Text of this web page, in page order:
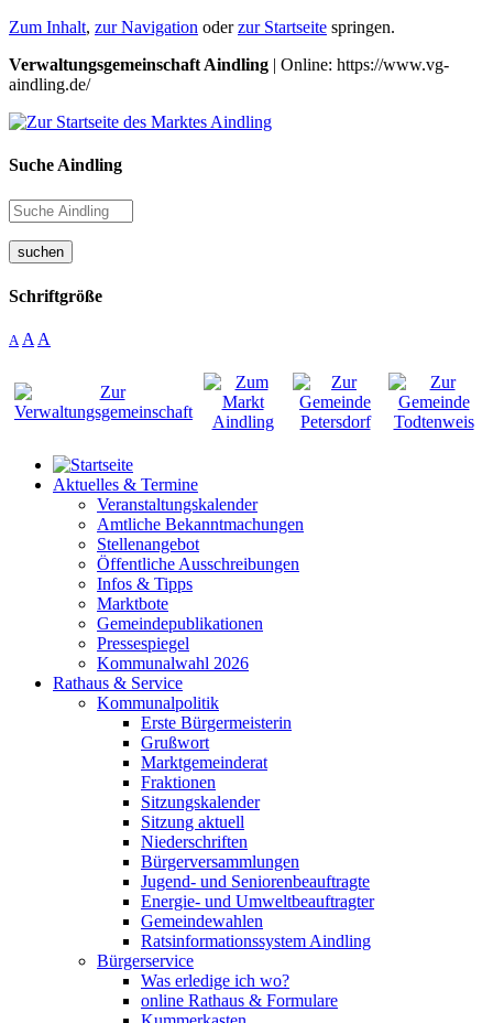
Zum Inhalt, zur Navigation oderzur Startseite springen.
Verwaltungsgemeinschaft Aindling | Online: https://www.vg-
aindling.de/
Suche Aindling
suchen
Schriftgröße
A A A
Aktuelles & Termine
Veranstaltungskalender
Amtliche Bekanntmachungen
Stellenangebot
Öffentliche Ausschreibungen
Infos & Tipps
Marktbote
Gemeindepublikationen
Pressespiegel
Kommunalwahl 2026
Rathaus & Service
Kommunalpolitik
Erste Bürgermeisterin
Grußwort
Marktgemeinderat
Fraktionen
Sitzungskalender
Sitzung aktuell
Niederschriften
Bürgerversammlungen
Jugend- und Seniorenbeauftragte
Energie- und Umweltbeauftragter
Gemeindewahlen
Ratsinformationssystem Aindling
Bürgerservice
Was erledige ich wo?
online Rathaus & Formulare